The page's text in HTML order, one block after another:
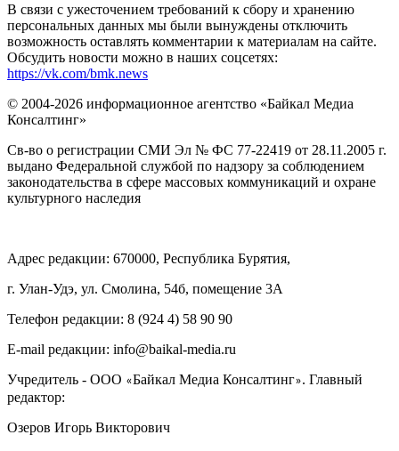
В связи с ужесточением требований к сбору и хранению
персональных данных мы были вынуждены отключить
возможность оставлять комментарии к материалам на сайте.
Обсудить новости можно в наших соцсетях:
https://vk.com/bmk.news
© 2004-2026 информационное агентство «Байкал Медиа
Консалтинг»
Св-во о регистрации СМИ Эл № ФС 77-22419 от 28.11.2005 г.
выдано Федеральной службой по надзору за соблюдением
законодательства в сфере массовых коммуникаций и охране
культурного наследия
Адрес редакции: 670000, Республика Бурятия,
г. Улан-Удэ, ул. Смолина, 54б, помещение 3А
Телефон редакции: ‎‎8 (924 4) 58 90 90
E-mail редакции: info@baikal-media.ru
Учредитель - ООО «Байкал Медиа Консалтинг». Главный
редактор:
Озеров Игорь Викторович